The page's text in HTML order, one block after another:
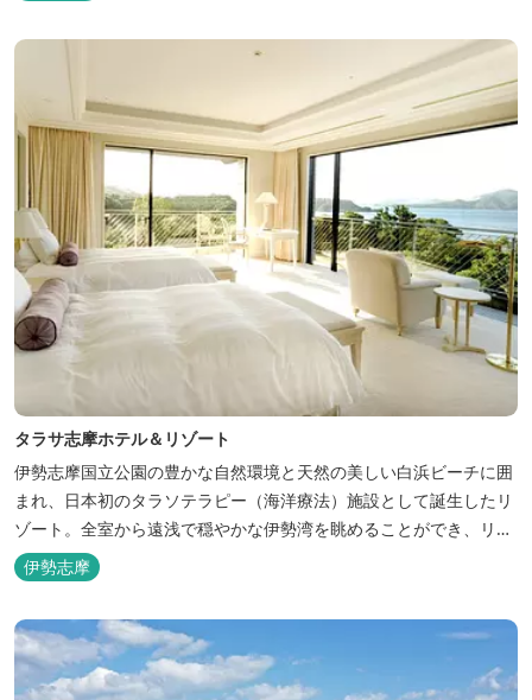
タラサ志摩ホテル＆リゾート
伊勢志摩国立公園の豊かな自然環境と天然の美しい白浜ビーチに囲
まれ、日本初のタラソテラピー（海洋療法）施設として誕生したリ
ゾート。全室から遠浅で穏やかな伊勢湾を眺めることができ、リラ
ックスした滞在をお楽しみいただけます。滞在中は、目の前の海か
らきれいな海水を引き込み、24時間以内に新鮮な状態で使用するタ
ラソテラピーや、季節の海の幸を楽しめるフレンチと日本料理が堪
能できます。
伊勢志摩